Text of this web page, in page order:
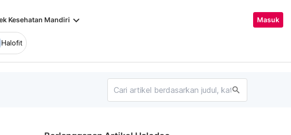
Kesehatan Mandiri keyboard_arrow_down Masuk
Halofit
search